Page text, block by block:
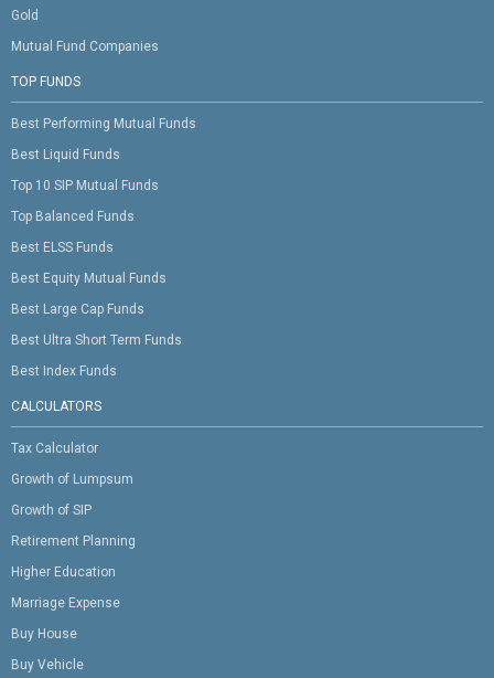
Gold
Mutual Fund Companies
TOP FUNDS
Best Performing Mutual Funds
Best Liquid Funds
Top 10 SIP Mutual Funds
Top Balanced Funds
Best ELSS Funds
Best Equity Mutual Funds
Best Large Cap Funds
Best Ultra Short Term Funds
Best Index Funds
CALCULATORS
Tax Calculator
Growth of Lumpsum
Growth of SIP
Retirement Planning
Higher Education
Marriage Expense
Buy House
Buy Vehicle